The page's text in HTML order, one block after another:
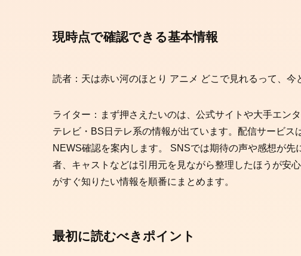
現時点で確認できる基本情報
読者：天は赤い河のほとり アニメ どこで見れるって、今
ライター：まず押さえたいのは、公式サイトや大手エン
テレビ・BS日テレ系の情報が出ています。配信サービ
NEWS確認を案内します。 SNSでは期待の声や感想が
者、キャストなどは引用元を見ながら整理したほうが安
がすぐ知りたい情報を順番にまとめます。
最初に読むべきポイント